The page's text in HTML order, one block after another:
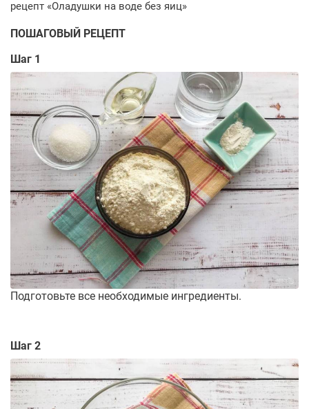
ПОШАГОВЫЙ РЕЦЕПТ
Шаг 1
Подготовьте все необходимые ингредиенты.
Шаг 2